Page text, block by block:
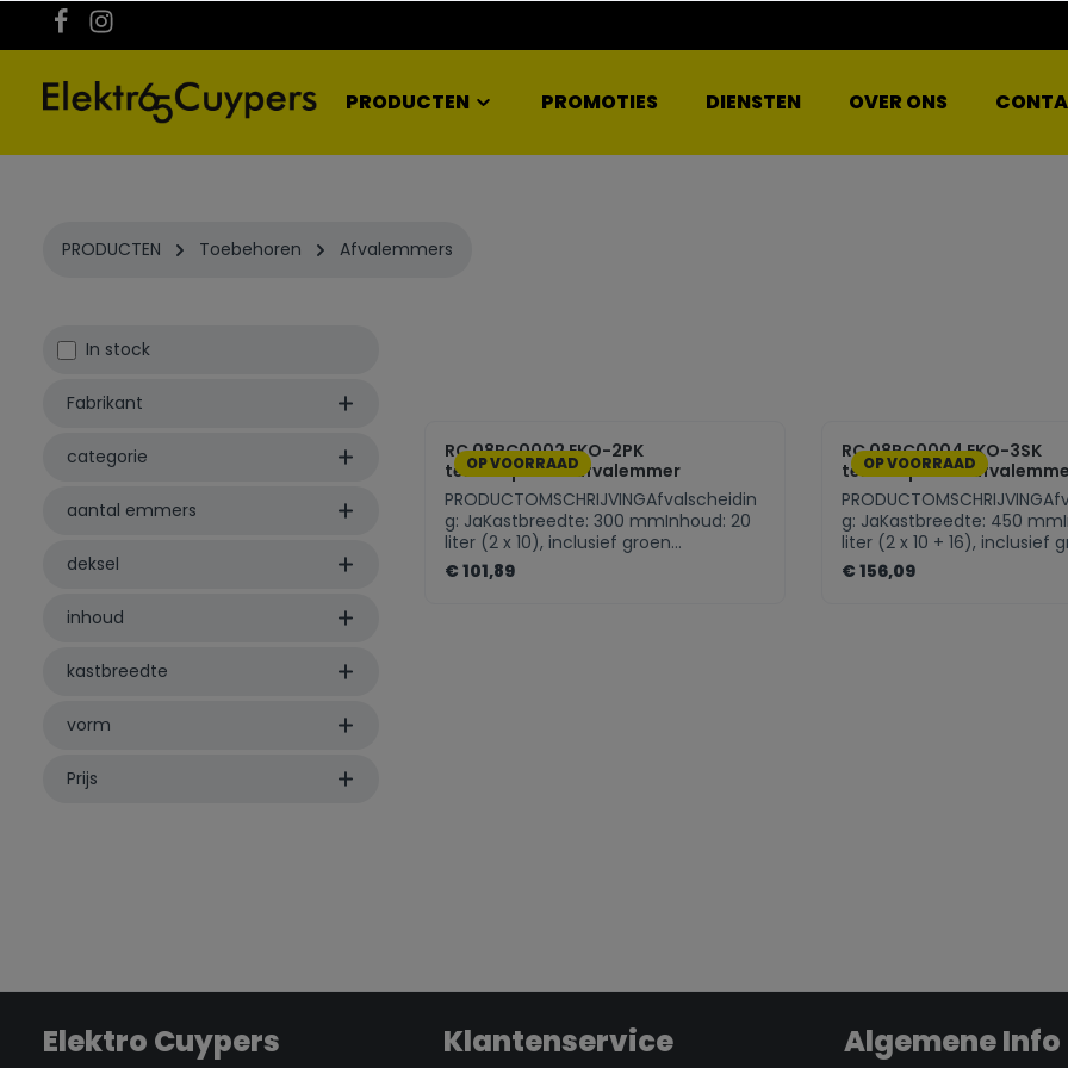
PRODUCTEN PROMOTIES DIENSTEN OVER ONS
PRODUCTEN Toebehoren Afvalemmers
In stock
Fabrikant
categorie
aantal emmers
deksel
inhoud
kastbreedte
vorm
Prijs
OP VOORRAAD
RC 08RC0002 EKO-2PK
telescopische afvalemmer
PRODUCTOMSCHRIJVINGAfvalscheidin
g: JaKastbreedte: 300 mmInhoud: 20
liter (2 x 10), inclusief groen
batterijbakjeMontage: Op de
kastbodemKleur: Wit
€ 101,89
OP VOORRAAD
RC 08RC0004 EKO-3SK
telescopische
g: JaKastbreedte: 450
liter (2 x 10 + 16), inclusief
batterijbakjeMontage: Op de
kastbodemKleur: Wit
€ 156,09
Elektro Cuypers Klantenservice Algemene Info